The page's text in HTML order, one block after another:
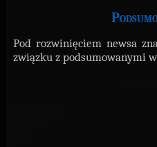
Pod rozwinięciem newsa
związku z podsumowanymi